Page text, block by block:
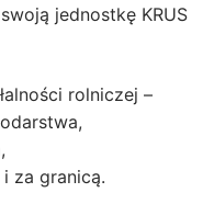
jednostkę KRUS
rolniczej –
za granicą.